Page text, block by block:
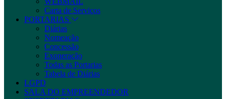
Carta de Serviços
PORTARIAS
Diárias
Nomeação
Concessão
Exoneração
Todas as Portarias
Tabela de Diárias
LGPD
SALA DO EMPREENDEDOR